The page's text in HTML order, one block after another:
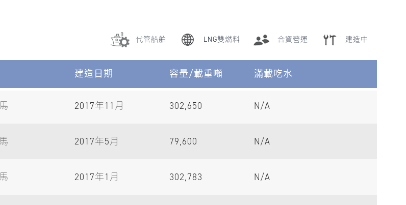
代管船舶 LNG雙燃料 合資營運 建造中
建造日期 容量/載重噸 滿載吃水
2017年11月 302,650 N/A
2017年5月 79,600 N/A
2017年1月 302,783 N/A